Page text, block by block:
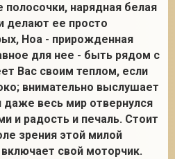
нарядная белая
делают ее просто
Ноа - прирожденная
для нее - быть рядом с
Вас своим теплом, если
внимательно выслушает
даже весь мир отвернулся
и радость и печаль. Стоит
зрения этой милой
свой моторчик.